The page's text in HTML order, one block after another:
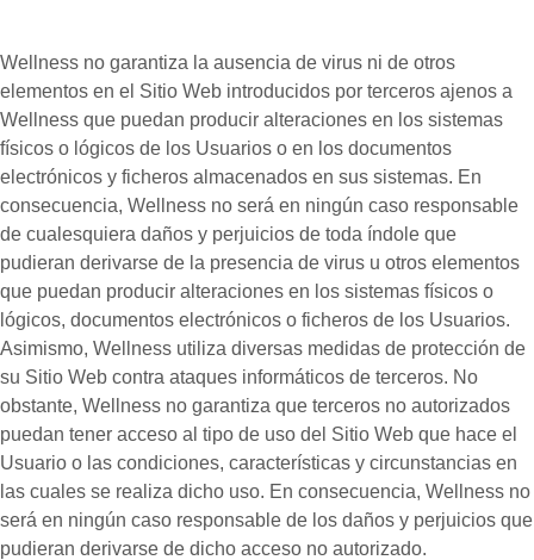
Wellness no garantiza la ausencia de virus ni de otros
elementos en el Sitio Web introducidos por terceros ajenos a
Wellness que puedan producir alteraciones en los sistemas
físicos o lógicos de los Usuarios o en los documentos
electrónicos y ficheros almacenados en sus sistemas. En
consecuencia, Wellness no será en ningún caso responsable
de cualesquiera daños y perjuicios de toda índole que
pudieran derivarse de la presencia de virus u otros elementos
que puedan producir alteraciones en los sistemas físicos o
lógicos, documentos electrónicos o ficheros de los Usuarios.
Asimismo, Wellness utiliza diversas medidas de protección de
su Sitio Web contra ataques informáticos de terceros. No
obstante, Wellness no garantiza que terceros no autorizados
puedan tener acceso al tipo de uso del Sitio Web que hace el
Usuario o las condiciones, características y circunstancias en
las cuales se realiza dicho uso. En consecuencia, Wellness no
será en ningún caso responsable de los daños y perjuicios que
pudieran derivarse de dicho acceso no autorizado.